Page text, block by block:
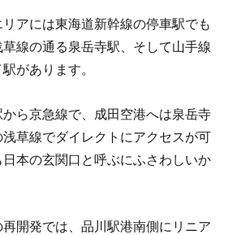
アには東海道新幹線の停車駅でも
線の通る泉岳寺駅、そして山手線
があります。
ら京急線で、成田空港へは泉岳寺
草線でダイレクトにアクセスが可
本の玄関口と呼ぶにふさわしいか
開発では、品川駅港南側にリニア